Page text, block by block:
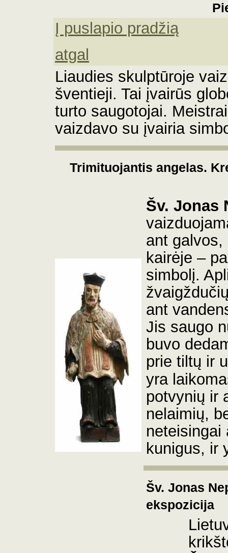
Į puslapio pradžią
atgal
Liaudies skulptūroje
šventieji. Tai įvairūs
turto saugotojai.
vaizdavo su įvairia
Trimituojantis angelas.
Šv. Jonas
ant
kairėje –
simbolį.
ant
Jis saugo
buvo
prie tiltų ir
yra
potvynių ir
nelaimių,
neteisingai
kunigus, ir
Šv. Jonas
ekspozicija